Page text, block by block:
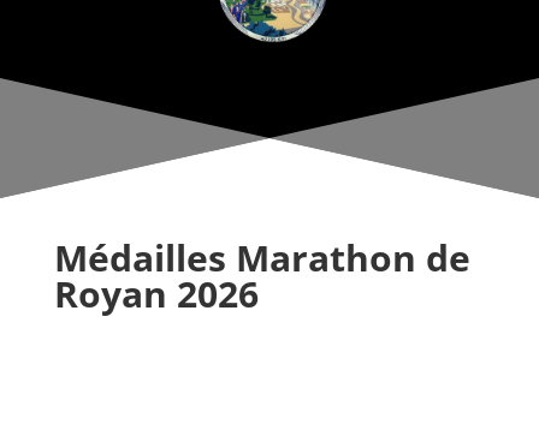
Médailles Marathon de
Royan 2026